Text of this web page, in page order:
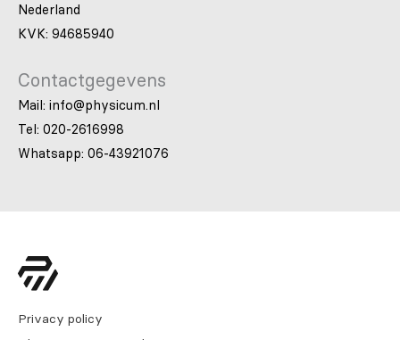
Nederland
KVK: 94685940
Contactgegevens
Mail: info@physicum.nl
Tel: 020-2616998
Whatsapp: 06-43921076
Privacy policy